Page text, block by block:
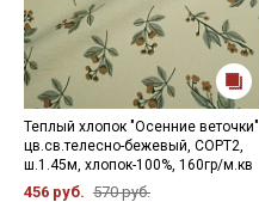
Теплый хлопок "Осенние веточки"
цв.св.телесно-бежевый, СОРТ2,
ш.1.45м, хлопок-100%, 160гр/м.кв
456 руб. 570 руб.